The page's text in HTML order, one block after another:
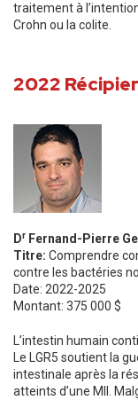
traitement à
Crohn ou la colite.
2022
Dr Fernand-Pierre
Titre: Comprendre
contre les bactéries
Date: 2022-2025
Montant: 375 000 $
L’intestin humain
Le LGR5 soutient la
intestinale après la
atteints d’une MII.